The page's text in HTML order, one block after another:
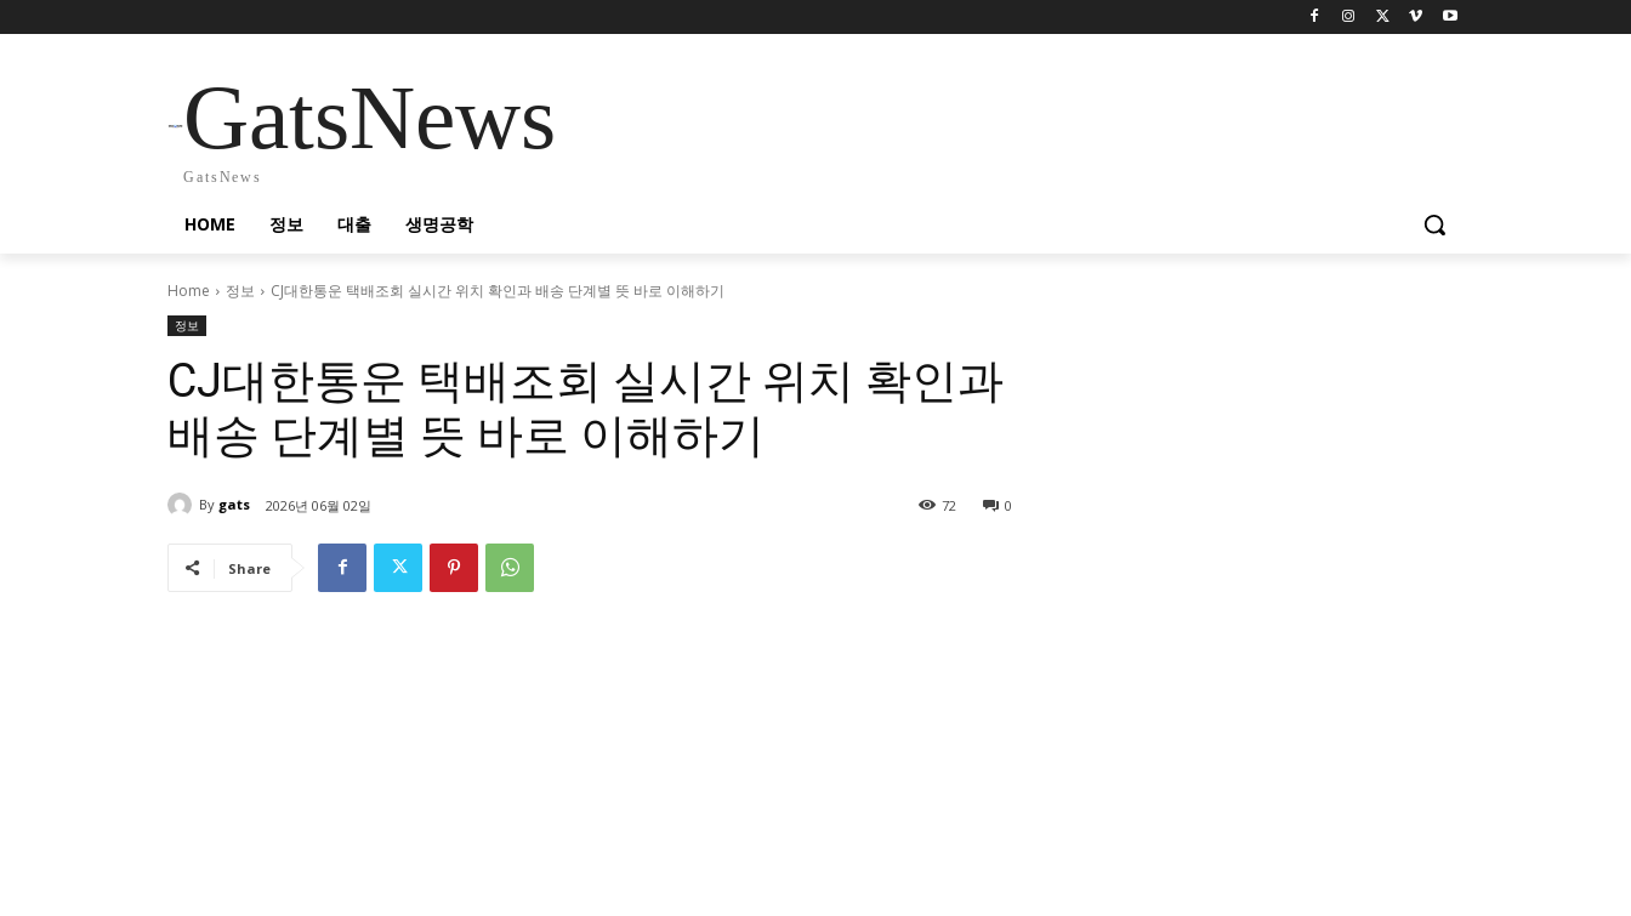
GatsNews
GatsNews
HOME 정보 대출 생명공학
Home 정보 CJ대한통운 택배조회 실시간 위치 확인과 배송 단계별 뜻 바로 이해하기
정보
CJ대한통운 택배조회 실시간 위치 확인과
배송 단계별 뜻 바로 이해하기
By gats 2026년 06월 02일 0
72
Share